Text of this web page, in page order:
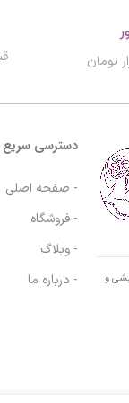
و
دسترسی سریع
- صفحه اصلی
- فروشگاه
- وبلاگ
- درباره ما